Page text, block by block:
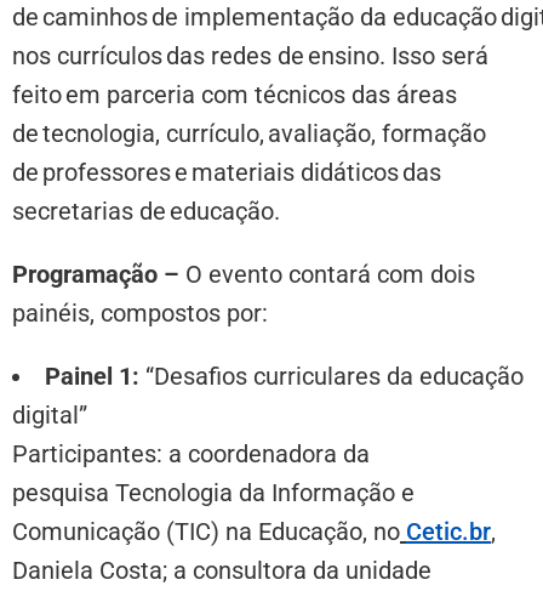
de caminhos de implementação da educação
nos currículos das redes de ensino. Isso será
feito em parceria com técnicos das áreas
de tecnologia, currículo, avaliação, formação
de professores e materiais didáticos das
secretarias de educação.
Programação – O evento contará com dois
painéis, compostos por:
Painel 1: “Desafios curriculares da educação
digital”
Participantes: a coordenadora da
pesquisa Tecnologia da Informação e
Comunicação (TIC) na Educação, no Cetic.br,
Daniela Costa; a consultora da unidade